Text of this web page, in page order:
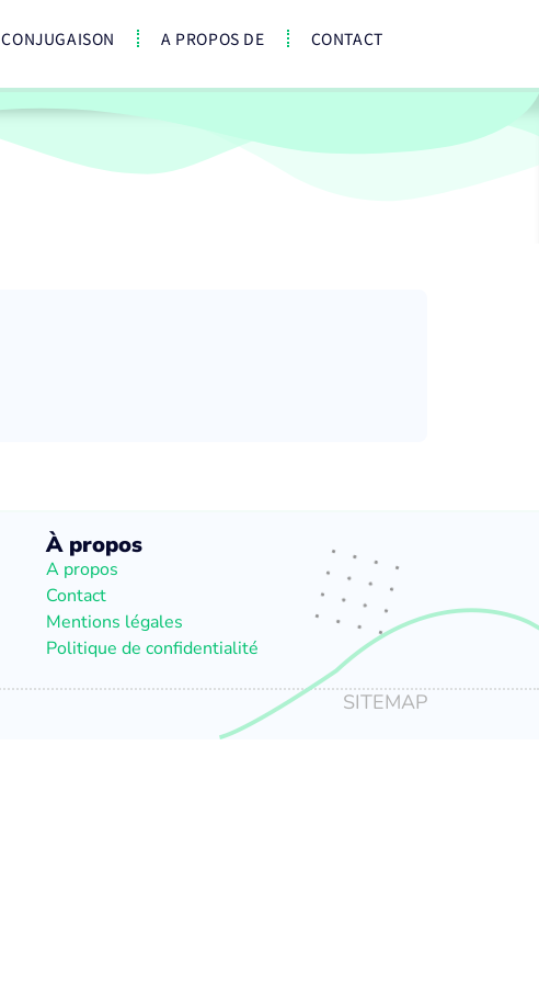
CONJUGAISON A PROPOS DE CONTACT
À propos
A propos
Contact
Mentions légales
Politique de confidentialité
SITEMAP